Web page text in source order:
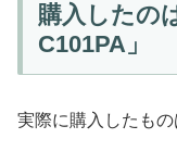
購入したの
C101PA」
実際に購入したもの